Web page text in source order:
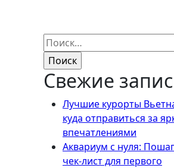
Найти:
Свежие
Лучшие курорты
куда отправиться за
впечатлениями
Аквариум с нуля:
чек-лист для первого